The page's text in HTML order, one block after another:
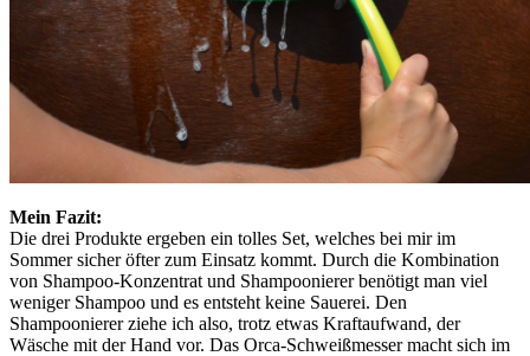
Mein Fazit:
Die drei Produkte ergeben ein tolles Set, welches bei mir im
Sommer sicher öfter zum Einsatz kommt. Durch die Kombination
von Shampoo-Konzentrat und Shampoonierer benötigt man viel
weniger Shampoo und es entsteht keine Sauerei. Den
Shampoonierer ziehe ich also, trotz etwas Kraftaufwand, der
Wäsche mit der Hand vor. Das Orca-Schweißmesser macht sich im